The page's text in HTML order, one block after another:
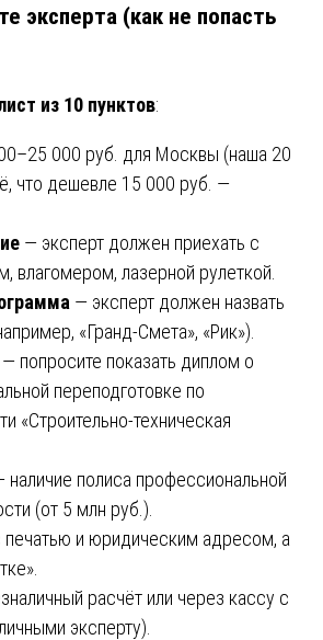
эксперта (как не попасть
из 10 пунктов:
000 руб. для Москвы (наша 20
что дешевле 15 000 руб. —
— эксперт должен приехать с
влагомером, лазерной рулеткой.
— эксперт должен назвать
«Гранд-Смета», «Рик»).
— попросите показать диплом о
переподготовке по
«Строительно-техническая
наличие полиса профессиональной
(от 5 млн руб.).
и юридическим адресом, а
расчёт или через кассу с
эксперту).